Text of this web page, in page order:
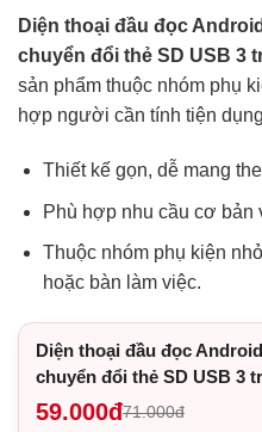
Diện thoại đầu đọc
chuyển đổi thẻ SD USB 3
sản phẩm thuộc nhóm phụ
hợp người cần tính tiện
Thiết kế gọn, dễ mang
Phù hợp nhu cầu cơ bản
Thuộc nhóm phụ kiện
hoặc bàn làm việc.
Diện thoại đầu đọc
chuyển đổi thẻ SD USB 3
59.000đ71.000đ